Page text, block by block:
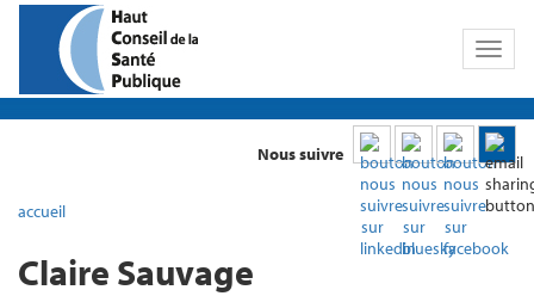
Toggle
Nous suivre
accueil
Claire Sauvage